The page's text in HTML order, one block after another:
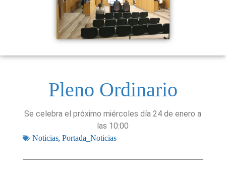
Pleno Ordinario
Se celebra el próximo miércoles día 24 de enero a
las 10:00
Noticias, Portada_Noticias